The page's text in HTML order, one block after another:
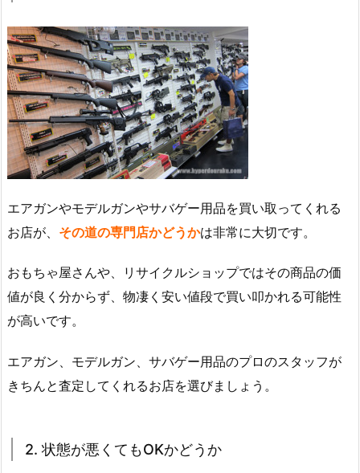
エアガンやモデルガンやサバゲー用品を買い取ってくれる
お店が、 その道の専門店かどうかは非常に大切です。
おもちゃ屋さんや、リサイクルショップではその商品の価
値が良く分からず、物凄く安い値段で買い叩かれる可能性
が高いです。
エアガン、モデルガン、サバゲー用品のプロのスタッフが
きちんと査定してくれるお店を選びましょう。
2. 状態が悪くてもOKかどうか